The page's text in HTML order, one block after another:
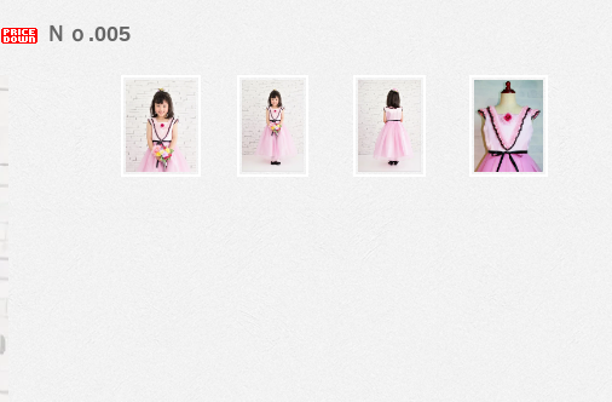
Ｎｏ.005